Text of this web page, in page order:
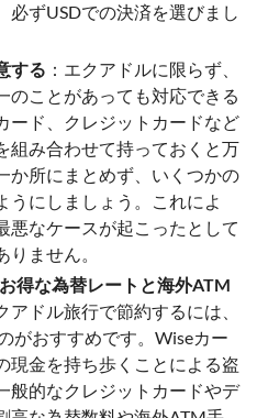
必ずUSDでの決済を選びまし
する ：エクアドルに限らず、
のことがあっても対応できる
ード、クレジットカードなど
組み合わせて持っておくと万
か所にまとめず、いくつかの
うにしましょう。これによ
悪なケースが起こったとして
ません。
得な為替レートと海外ATM
アドル旅行で節約するには、
がおすすめです。Wiseカー
現金を持ち歩くことによる盗
般的なクレジットカードやデ